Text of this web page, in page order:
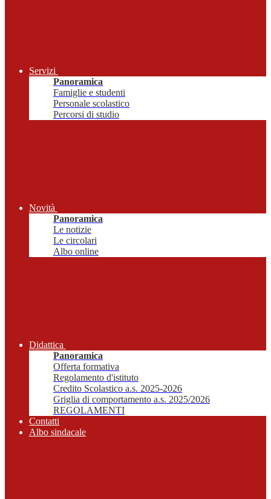
Servizi
Panoramica
Famiglie e studenti
Personale scolastico
Percorsi di studio
Novità
Panoramica
Le notizie
Le circolari
Albo online
Didattica
Panoramica
Offerta formativa
Regolamento d'istituto
Credito Scolastico a.s. 2025-2026
Griglia di comportamento a.s. 2025/2026
REGOLAMENTI
Contatti
Albo sindacale